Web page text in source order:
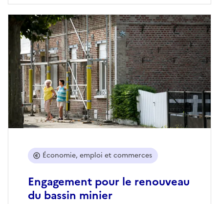
Engagement pour le renouveau
du bassin minier
Économie, emploi et commerces